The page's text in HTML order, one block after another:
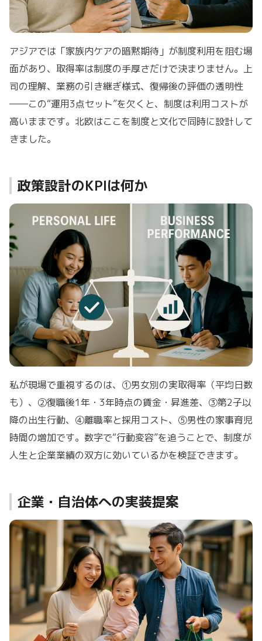
アジアでは「家族内ケアの暗黙期待」が制度利用を阻む場
面があり、取得率は制度の手厚さだけで決まりません。上
司の理解、業務の引き継ぎ様式、復帰後の評価の透明性
――この“運用3点セット”を欠くと、制度は利用コストが
高いままです。北欧はここを制度と文化で同時に設計して
きました。
政策設計のKPIは何か
私が現場で重視するのは、①男女別の実取得率（平均日数
も）、②復職後1年・3年時点の賃金・昇進差、③第2子以
降の出生行動、④離職率と採用コスト、⑤男性の家事育児
時間の増加です。数字で“行動変容”を追うことで、制度が
人生と企業業績の双方に効いているかを検証できます。
企業・自治体への実装提案